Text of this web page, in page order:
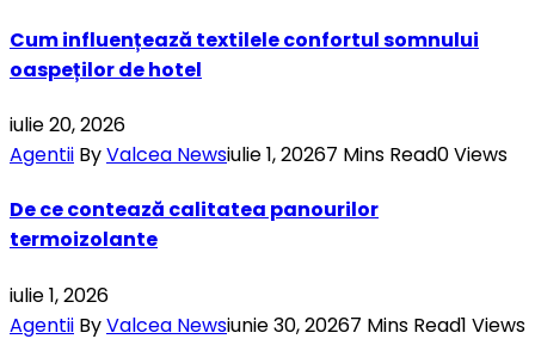
Cum influențează textilele confortul somnului
oaspeților de hotel
iulie 20, 2026
Agentii ByValcea Newsiulie 1, 20267 Mins Read0Views
De ce contează calitatea panourilor
termoizolante
iulie 1, 2026
Agentii ByValcea Newsiunie 30, 20267 Mins Read1 Views